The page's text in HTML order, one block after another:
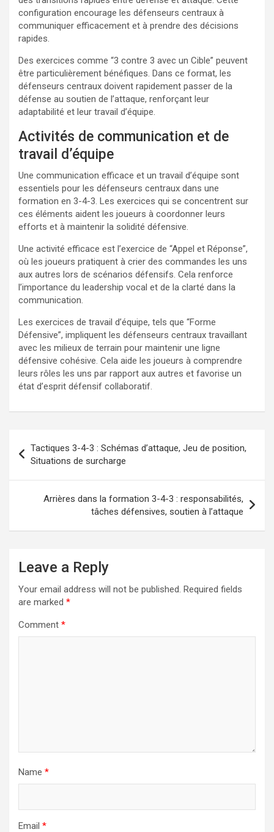
configuration encourage les défenseurs centraux à
communiquer efficacement et à prendre des décisions
rapides.
Des exercices comme “3 contre 3 avec un Cible” peuvent
être particulièrement bénéfiques. Dans ce format, les
défenseurs centraux doivent rapidement passer de la
défense au soutien de l’attaque, renforçant leur
adaptabilité et leur travail d’équipe.
Activités de communication et de
travail d’équipe
Une communication efficace et un travail d’équipe sont
essentiels pour les défenseurs centraux dans une
formation en 3-4-3. Les exercices qui se concentrent sur
ces éléments aident les joueurs à coordonner leurs
efforts et à maintenir la solidité défensive.
Une activité efficace est l’exercice de “Appel et Réponse”,
où les joueurs pratiquent à crier des commandes les uns
aux autres lors de scénarios défensifs. Cela renforce
l’importance du leadership vocal et de la clarté dans la
communication.
Les exercices de travail d’équipe, tels que “Forme
Défensive”, impliquent les défenseurs centraux travaillant
avec les milieux de terrain pour maintenir une ligne
défensive cohésive. Cela aide les joueurs à comprendre
leurs rôles les uns par rapport aux autres et favorise un
état d’esprit défensif collaboratif.
navigation
Tactiques 3-4-3 : Schémas d’attaque, Jeu de position,
Situations de surcharge
Arrières dans la formation 3-4-3 : responsabilités,
tâches défensives, soutien à l’attaque
Leave a Reply
Your email address will not be published. Required fields
are marked *
Comment *
Name *
Email *